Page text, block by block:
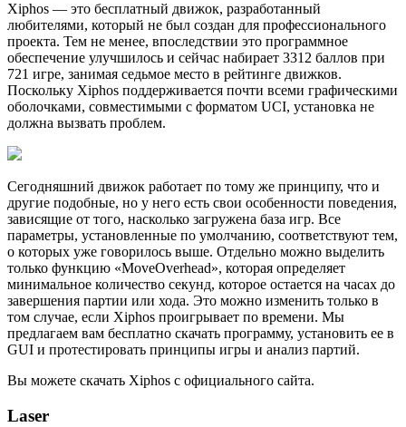
Xiphos — это бесплатный движок, разработанный
любителями, который не был создан для профессионального
проекта. Тем не менее, впоследствии это программное
обеспечение улучшилось и сейчас набирает 3312 баллов при
721 игре, занимая седьмое место в рейтинге движков.
Поскольку Xiphos поддерживается почти всеми графическими
оболочками, совместимыми с форматом UCI, установка не
должна вызвать проблем.
Сегодняшний движок работает по тому же принципу, что и
другие подобные, но у него есть свои особенности поведения,
зависящие от того, насколько загружена база игр. Все
параметры, установленные по умолчанию, соответствуют тем,
о которых уже говорилось выше. Отдельно можно выделить
только функцию «MoveOverhead», которая определяет
минимальное количество секунд, которое остается на часах до
завершения партии или хода. Это можно изменить только в
том случае, если Xiphos проигрывает по времени. Мы
предлагаем вам бесплатно скачать программу, установить ее в
GUI и протестировать принципы игры и анализ партий.
Вы можете скачать Xiphos с официального сайта.
Laser